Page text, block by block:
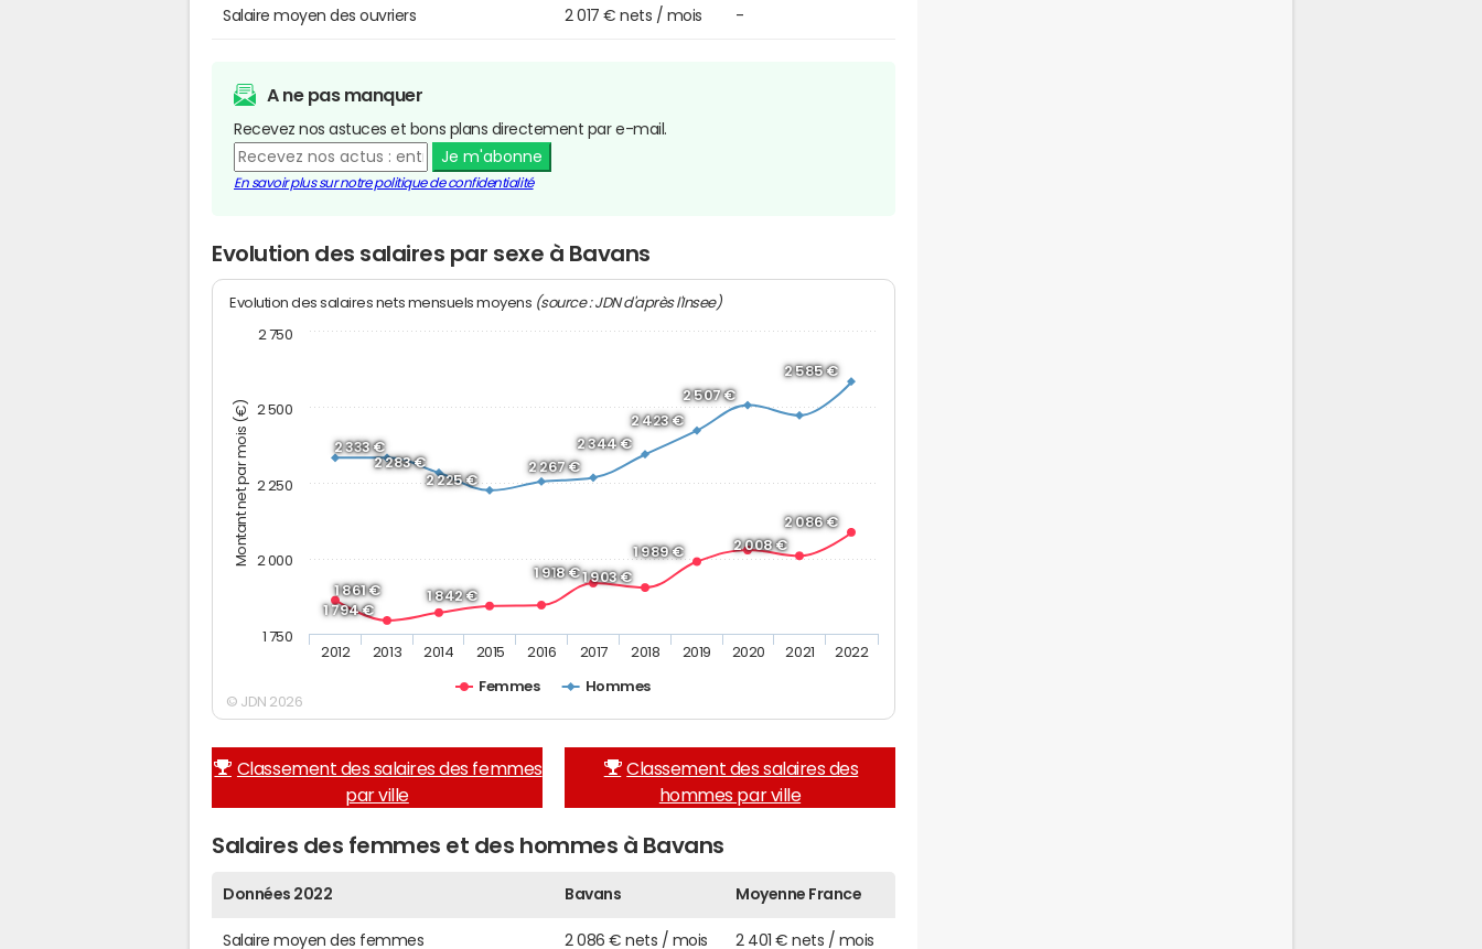
Salaire moyen des ouvriers 2 017 € nets / mois -
A ne pas manquer
Recevez nos astuces et bons plans directement par e-mail.
Je m'abonne
En savoir plus sur notre politique de confidentialité
Evolution des salaires par sexe à Bavans
Montant net par mois (€)
Evolution des salaires nets mensuels moyens (source : JDN d'après l'Insee)
1 861 €
1 794 €
1 842 €
1 918 €1 903 €
1 989 € 2 008 €
2 086 €
2 333 €
2 283 €
2 225 €
2 267 €
2 344 €
2 423 €
2 507 €
2 585 €
Femmes Hommes
2012 2013 2014 2015 2016 2017 2018 2019 2020 2021 2022
1 750
2 000
2 250
2 500
2 750
© JDN 2026
Classement des salaires des femmes
par ville
Classement des salaires des
hommes par ville
Salaires des femmes et des hommes à Bavans
Données 2022 Bavans Moyenne France
Salaire moyen des femmes 2 086 € nets / mois 2 401 € nets / mois